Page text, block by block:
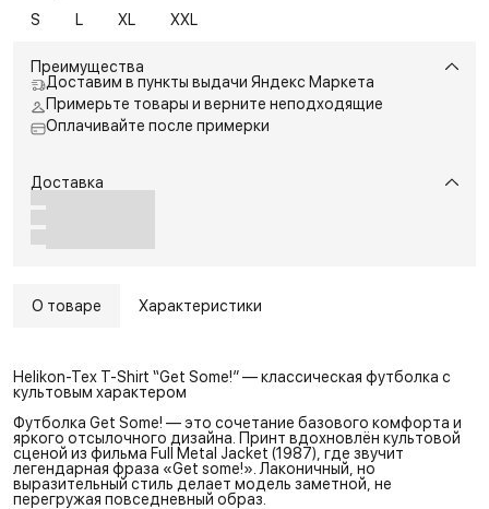
S
L XL XXL
Преимущества
Доставим в пункты выдачи Яндекс Маркета
Примерьте товары и верните неподходящие
Оплачивайте после примерки
Доставка
О товаре Характеристики
Helikon-Tex T-Shirt “Get Some!” — классическая футболка с
культовым характером
Футболка Get Some! — это сочетание базового комфорта и
яркого отсылочного дизайна. Принт вдохновлён культовой
сценой из фильма Full Metal Jacket (1987), где звучит
легендарная фраза «Get some!». Лаконичный, но
выразительный стиль делает модель заметной, не
перегружая повседневный образ.